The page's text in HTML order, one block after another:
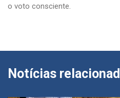
o voto consciente.
Notícias